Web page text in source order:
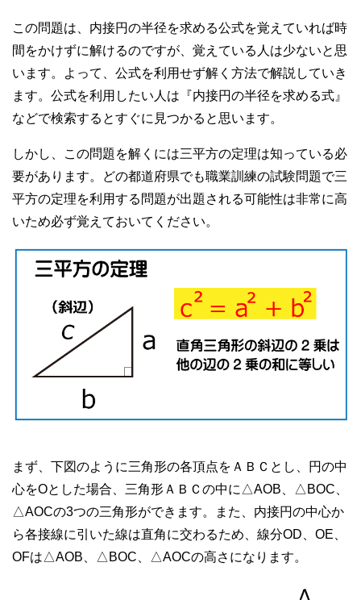
この問題は、内接円の半径を求める公式を覚えていれば時
間をかけずに解けるのですが、覚えている人は少ないと思
います。よって、公式を利用せず解く方法で解説していき
ます。公式を利用したい人は『内接円の半径を求める式』
などで検索するとすぐに見つかると思います。
しかし、この問題を解くには三平方の定理は知っている必
要があります。どの都道府県でも職業訓練の試験問題で三
平方の定理を利用する問題が出題される可能性は非常に高
いため必ず覚えておいてください。
まず、下図のように三角形の各頂点をＡＢＣとし、円の中
心をOとした場合、三角形ＡＢＣの中に△AOB、△BOC、
△AOCの3つの三角形ができます。また、内接円の中心か
ら各接線に引いた線は直角に交わるため、線分OD、OE、
OFは△AOB、△BOC、△AOCの高さになります。